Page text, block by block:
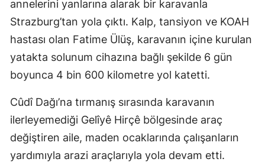
annelerini yanlarına alarak bir karavanla
Strazburg’tan yola çıktı. Kalp, tansiyon ve KOAH
hastası olan Fatime Ülüş, karavanın içine kurulan
yatakta solunum cihazına bağlı şekilde 6 gün
boyunca 4 bin 600 kilometre yol katetti.
Cûdî Dağı’na tırmanış sırasında karavanın
ilerleyemediği Gelîyê Hirçê bölgesinde araç
değiştiren aile, maden ocaklarında çalışanların
yardımıyla arazi araçlarıyla yola devam etti.